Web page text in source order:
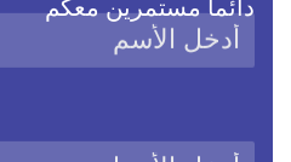
دائماً مستمرين معكم